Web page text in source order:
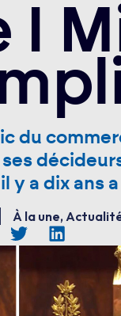
I
du
y a dix ans
À la une,